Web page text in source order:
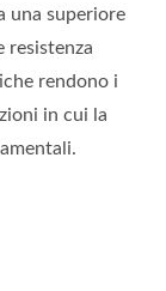
una superiore
resistenza
rendono i
in cui la